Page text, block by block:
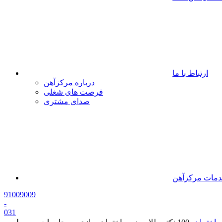
ارتباط با ما
درباره مرکزآهن
فرصت های شغلی
صدای مشتری
مرکزآهن
91009009
-
031